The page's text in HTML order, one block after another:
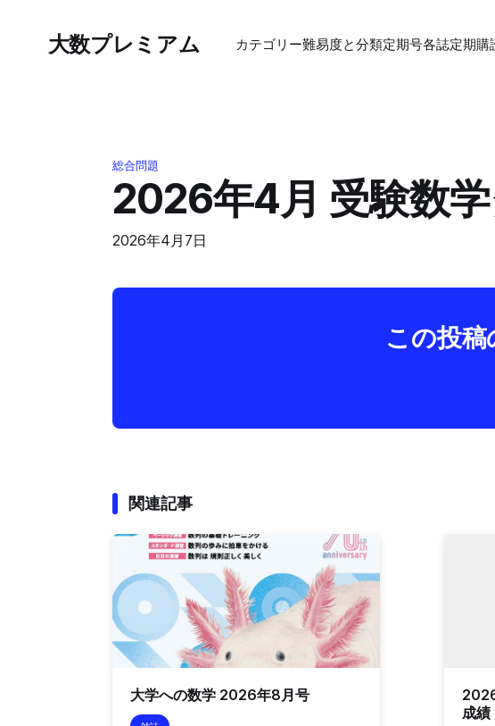
大数プレミアム カテゴリー難易度と分類定期号各誌定期購
総合問題
2026年4月 受験数
2026年4月7日
この投
関連記事
大学への数学 2026年8月号
成績